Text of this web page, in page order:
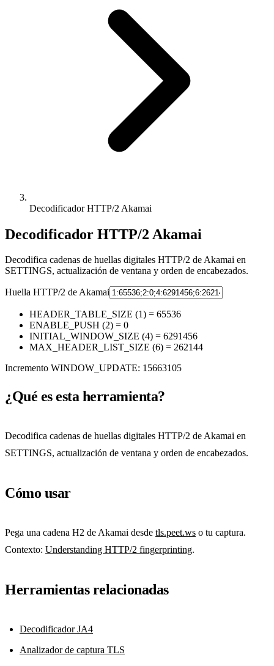
Decodificador HTTP/2 Akamai
Decodificador HTTP/2 Akamai
Decodifica cadenas de huellas digitales HTTP/2 de Akamai en
SETTINGS, actualización de ventana y orden de encabezados.
Huella HTTP/2 de Akamai
HEADER_TABLE_SIZE (1) = 65536
ENABLE_PUSH (2) = 0
INITIAL_WINDOW_SIZE (4) = 6291456
MAX_HEADER_LIST_SIZE (6) = 262144
Incremento WINDOW_UPDATE: 15663105
¿Qué es esta herramienta?
Decodifica cadenas de huellas digitales HTTP/2 de Akamai en
SETTINGS, actualización de ventana y orden de encabezados.
Cómo usar
Pega una cadena H2 de Akamai desde tls.peet.ws o tu captura.
Contexto: Understanding HTTP/2 fingerprinting.
Herramientas relacionadas
Decodificador JA4
Analizador de captura TLS